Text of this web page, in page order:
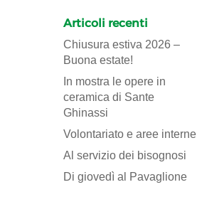
Articoli recenti
Chiusura estiva 2026 –
Buona estate!
In mostra le opere in
ceramica di Sante
Ghinassi
Volontariato e aree interne
Al servizio dei bisognosi
Di giovedì al Pavaglione